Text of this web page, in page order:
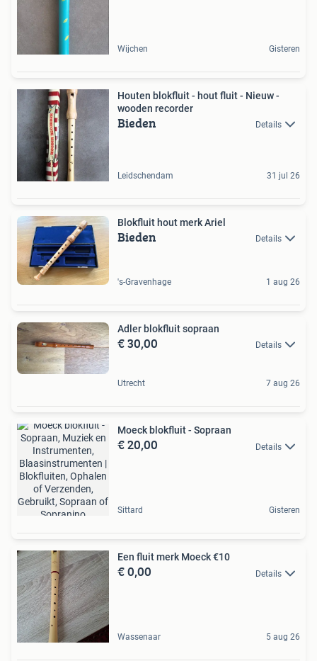
Wijchen Gisteren
Houten blokfluit - hout fluit - Nieuw -
wooden recorder
Bieden Details
Leidschendam 31 jul 26
Blokfluit hout merk Ariel
Bieden Details
's-Gravenhage 1 aug 26
Adler blokfluit sopraan
€ 30,00 Details
Utrecht 7 aug 26
Moeck blokfluit - Sopraan
€ 20,00 Details
Sittard Gisteren
Een fluit merk Moeck €10
€ 0,00 Details
Wassenaar 5 aug 26